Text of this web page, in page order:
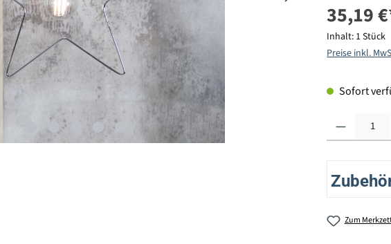
35,19
Inhalt: 1 Stück
Preise inkl.
Sofort
Zum